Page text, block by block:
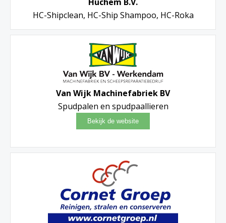
Huchem B.V.
HC-Shipclean, HC-Ship Shampoo, HC-Roka
Van Wijk Machinefabriek BV
Spudpalen en spudpaallieren